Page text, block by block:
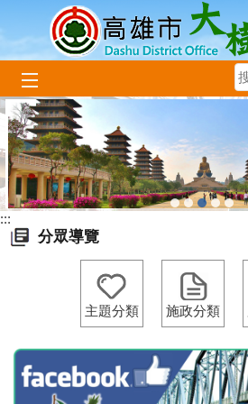
跳到主要內容區塊
:::
分眾導覽
主題分類 施政分類